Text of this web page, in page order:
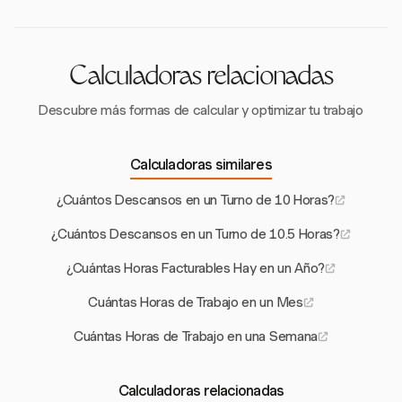
Calculadoras relacionadas
Descubre más formas de calcular y optimizar tu trabajo
Calculadoras similares
¿Cuántos Descansos en un Turno de 10 Horas?
¿Cuántos Descansos en un Turno de 10.5 Horas?
¿Cuántas Horas Facturables Hay en un Año?
Cuántas Horas de Trabajo en un Mes
Cuántas Horas de Trabajo en una Semana
Calculadoras relacionadas